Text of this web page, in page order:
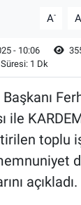
A- A
- 10:06
Süresi: 1 Dk
ile
toplu
açıkladı.